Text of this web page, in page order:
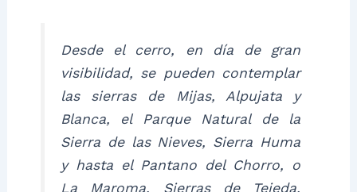
Desde el cerro, en día de gran
visibilidad, se pueden contemplar
las sierras de Mijas, Alpujata y
Blanca, el Parque Natural de la
Sierra de las Nieves, Sierra Huma
y hasta el Pantano del Chorro, o
La Maroma, Sierras de Tejeda,